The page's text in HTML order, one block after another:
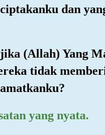
dan
(Allah) Yang
tidak
yang nyata.